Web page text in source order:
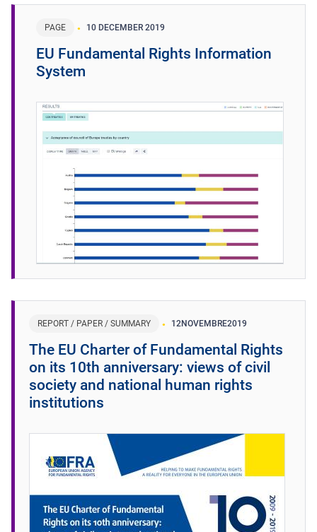
PAGE 10 DECEMBER 2019
EU Fundamental Rights Information
System
REPORT / PAPER / SUMMARY 12NOVEMBRE2019
The EU Charter of Fundamental Rights
on its 10th anniversary: views of civil
society and national human rights
institutions